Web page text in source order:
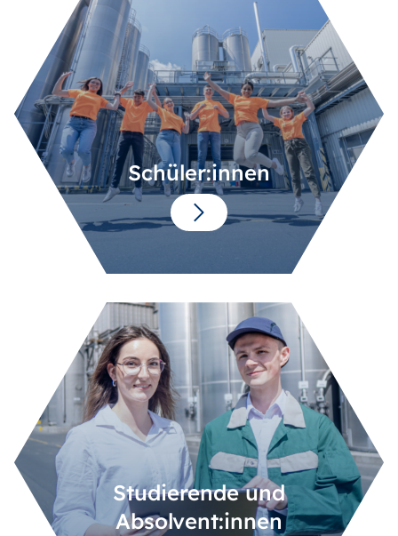
Schüler:innen
Studierende und
Absolvent:innen